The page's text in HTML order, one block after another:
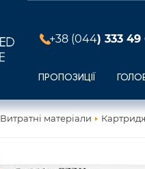
+38 (044) 333 49
ПРОПОЗИЦІЇ
Витратні матеріали